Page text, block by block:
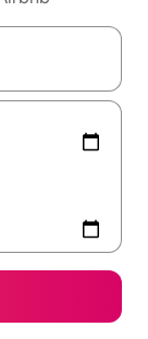
vitufe vya